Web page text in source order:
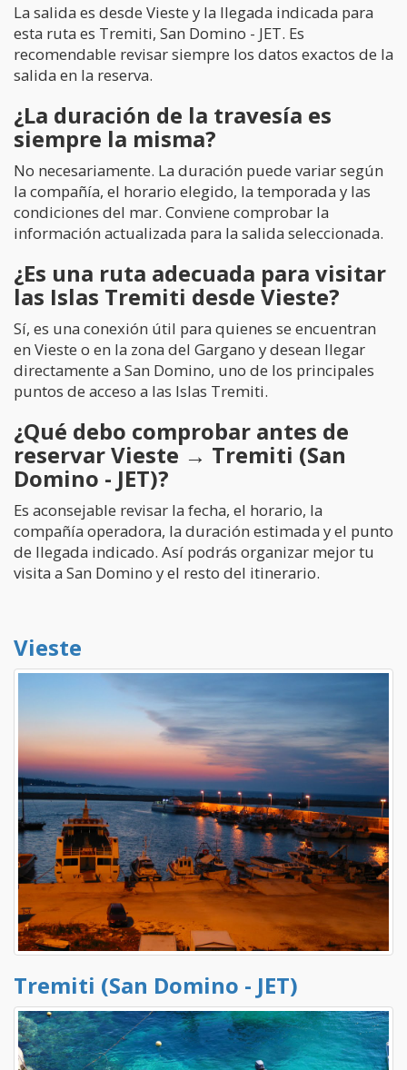
La salida es desde Vieste y la llegada indicada para
esta ruta es Tremiti, San Domino - JET. Es
recomendable revisar siempre los datos exactos de la
salida en la reserva.
¿La duración de la travesía es
siempre la misma?
No necesariamente. La duración puede variar según
la compañía, el horario elegido, la temporada y las
condiciones del mar. Conviene comprobar la
información actualizada para la salida seleccionada.
¿Es una ruta adecuada para visitar
las Islas Tremiti desde Vieste?
Sí, es una conexión útil para quienes se encuentran
en Vieste o en la zona del Gargano y desean llegar
directamente a San Domino, uno de los principales
puntos de acceso a las Islas Tremiti.
¿Qué debo comprobar antes de
reservar Vieste → Tremiti (San
Domino - JET)?
Es aconsejable revisar la fecha, el horario, la
compañía operadora, la duración estimada y el punto
de llegada indicado. Así podrás organizar mejor tu
visita a San Domino y el resto del itinerario.
Vieste
Tremiti (San Domino - JET)